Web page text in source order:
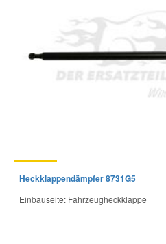
Heckklappendämpfer 8731G5
Einbauseite: Fahrzeugheckklappe